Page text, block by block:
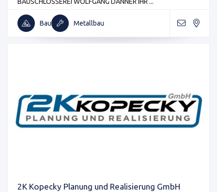
BAUSCHLOSSEREI WOLFGANG DANNER IHR ...
Bau Metallbau
2K Kopecky Planung und Realisierung GmbH